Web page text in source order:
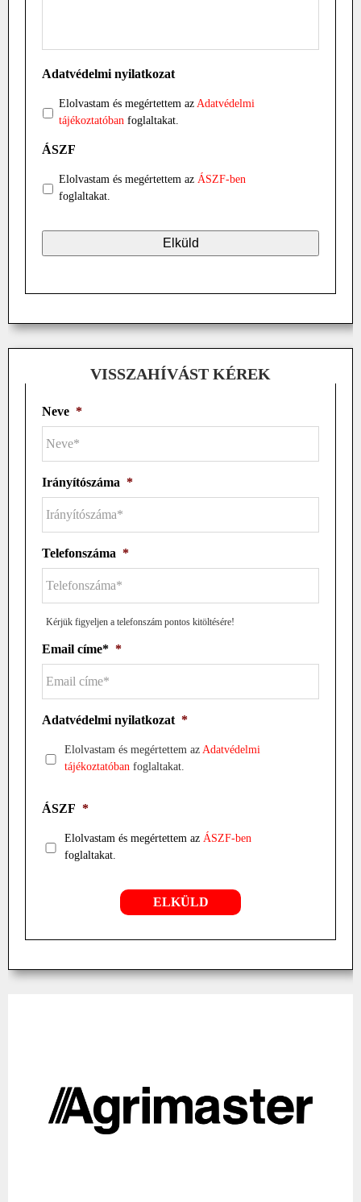
Adatvédelmi nyilatkozat
Elolvastam és megértettem az Adatvédelmi
tájékoztatóban foglaltakat.
ÁSZF
Elolvastam és megértettem az ÁSZF-ben
foglaltakat.
VISSZAHÍVÁST KÉREK
Neve *
Irányítószáma *
Telefonszáma *
Kérjük figyeljen a telefonszám pontos kitöltésére!
Email címe* *
Adatvédelmi nyilatkozat *
Elolvastam és megértettem az Adatvédelmi
tájékoztatóban foglaltakat.
ÁSZF *
Elolvastam és megértettem az ÁSZF-ben
foglaltakat.